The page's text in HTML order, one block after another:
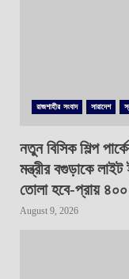
রাজশাহীর সংবাদ সারাদেশ
নতুন বিসিক শিল্প
মন্ত্রীর বগুড়াকে লাইট
তোলা হবে-প্রায়
August 9, 2026